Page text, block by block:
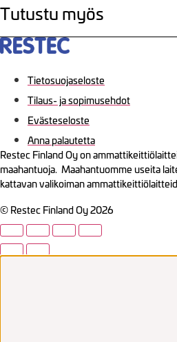
Tutustu myös
Tietosuojaseloste
Tilaus- ja sopimusehdot
Evästeseloste
Anna palautetta
Restec Finland Oy on
maahantuoja. Maahantuomme useita
kattavan valikoiman
© Restec Finland Oy 2026